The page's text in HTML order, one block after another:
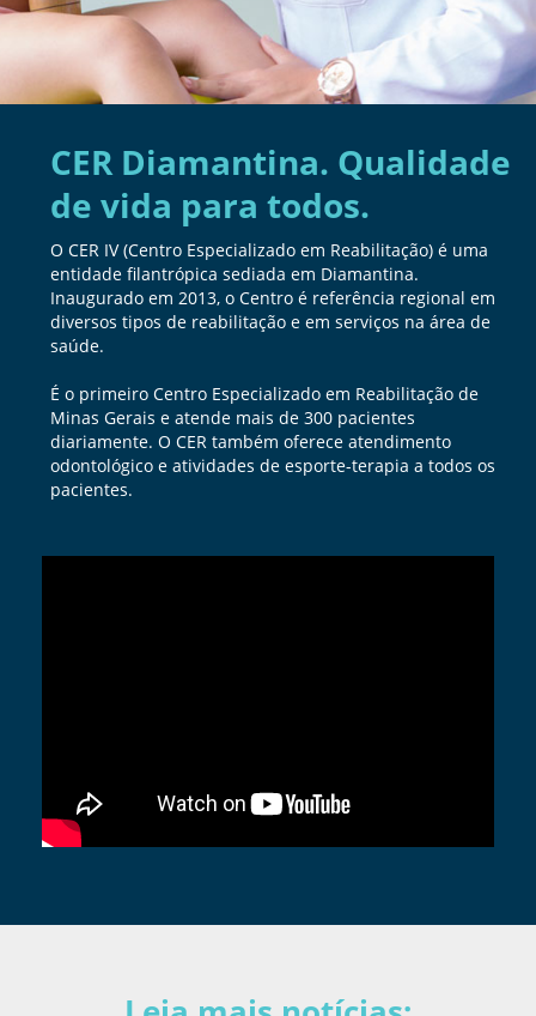
CER Diamantina. Qualidade
de vida para todos.
O CER IV (Centro Especializado em Reabilitação) é uma
entidade filantrópica sediada em Diamantina.
Inaugurado em 2013, o Centro é referência regional em
diversos tipos de reabilitação e em serviços na área de
saúde.
É o primeiro Centro Especializado em Reabilitação de
Minas Gerais e atende mais de 300 pacientes
diariamente. O CER também oferece atendimento
odontológico e atividades de esporte-terapia a todos os
pacientes.